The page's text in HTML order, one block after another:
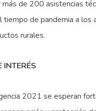
más de 200 asistencias
tiempo de pandemia a los
rurales.
INTERÉS
2021 se esperan